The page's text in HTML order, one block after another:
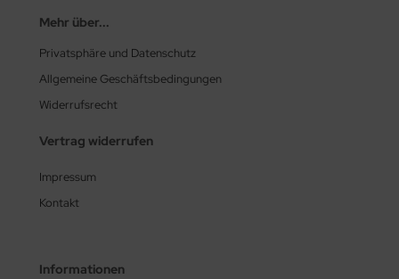
Mehr über...
Privatsphäre und Datenschutz
Allgemeine Geschäftsbedingungen
Widerrufsrecht
Vertrag widerrufen
Impressum
Kontakt
Informationen